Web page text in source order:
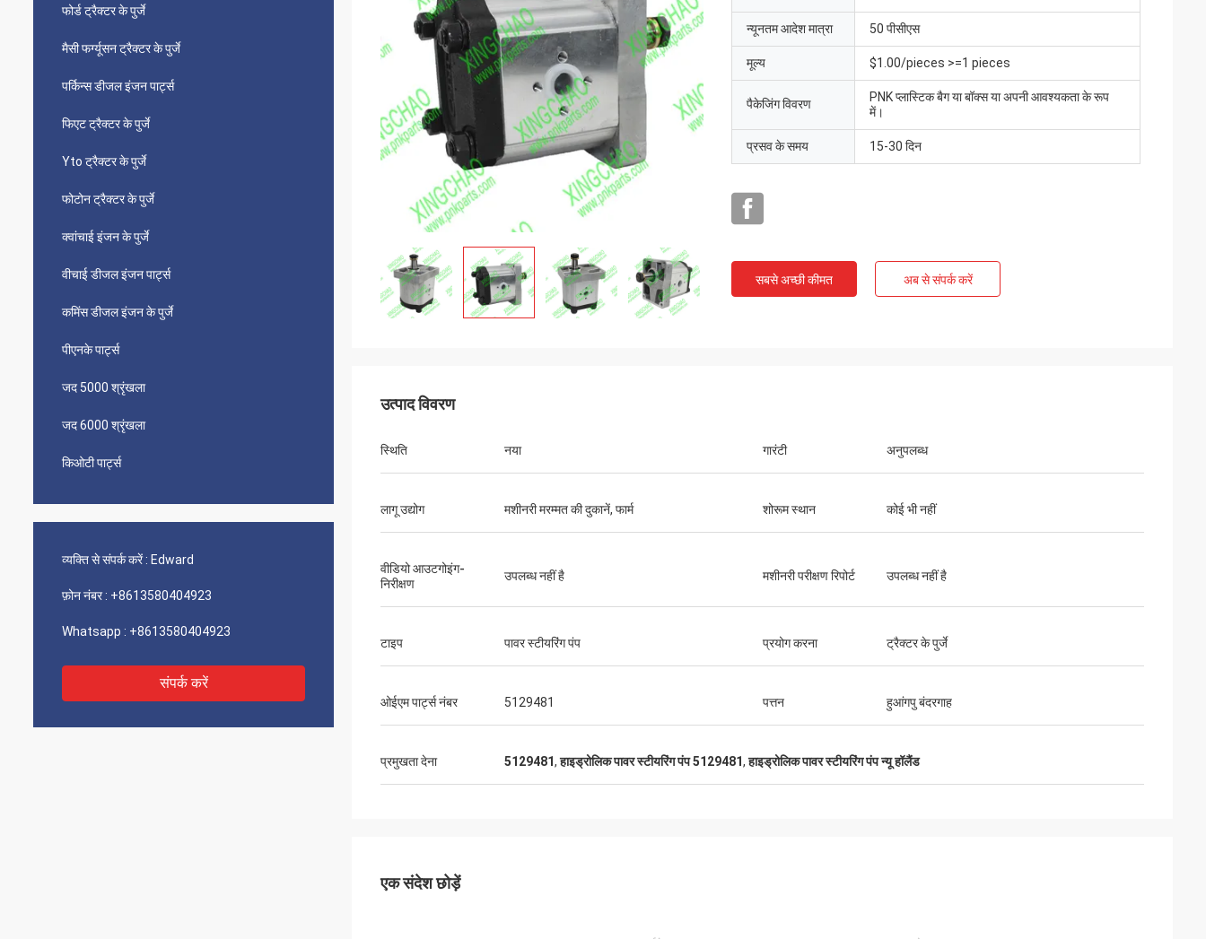
फोर्ड ट्रैक्टर के पुर्जे
मैसी फर्ग्यूसन ट्रैक्टर के पुर्जे
पर्किन्स डीजल इंजन पार्ट्स
फिएट ट्रैक्टर के पुर्जे
Yto ट्रैक्टर के पुर्जे
फोटोन ट्रैक्टर के पुर्जे
क्वांचाई इंजन के पुर्जे
वीचाई डीजल इंजन पार्ट्स
कमिंस डीजल इंजन के पुर्जे
पीएनके पार्ट्स
जद 5000 श्रृंखला
जद 6000 श्रृंखला
किओटी पार्ट्स
व्यक्ति से संपर्क करें : Edward
फ़ोन नंबर : +8613580404923
Whatsapp : +8613580404923
संपर्क करें
न्यूनतम आदेश मात्रा 50 पीसीएस
मूल्य $1.00/pieces >=1 pieces
पैकेजिंग विवरण
PNK प्लास्टिक बैग या बॉक्स या अपनी आवश्यकता के रूप
में।
प्रसव के समय 15-30 दिन
सबसे अच्छी कीमत अब से संपर्क करें
उत्पाद विवरण
स्थि‍ति नया गारंटी अनुपलब्ध
लागू उद्योग मशीनरी मरम्मत की दुकानें, फार्म शोरूम स्थान कोई भी नहीं
वीडियो आउटगोइंग-
निरीक्षण
उपलब्ध नहीं है मशीनरी परीक्षण रिपोर्ट उपलब्ध नहीं है
टाइप पावर स्टीयरिंग पंप प्रयोग करना ट्रैक्टर के पुर्जे
ओईएम पार्ट्स नंबर 5129481 पत्तन हुआंगपु बंदरगाह
प्रमुखता देना 5129481,हाइड्रोलिक पावर स्टीयरिंग पंप 5129481,हाइड्रोलिक पावर स्टीयरिंग पंप न्यू हॉलैंड
एक संदेश छोड़ें